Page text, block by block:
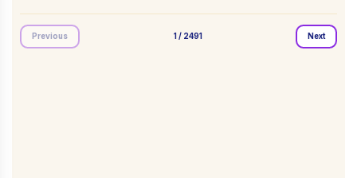
Previous 1 / 2491 Next